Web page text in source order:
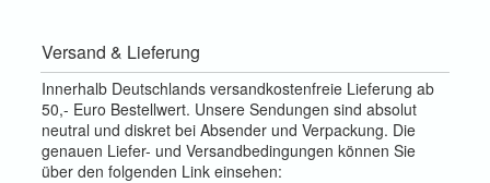
Versand & Lieferung
Innerhalb Deutschlands versandkostenfreie Lieferung ab
50,- Euro Bestellwert. Unsere Sendungen sind absolut
neutral und diskret bei Absender und Verpackung. Die
genauen Liefer- und Versandbedingungen können Sie
über den folgenden Link einsehen: